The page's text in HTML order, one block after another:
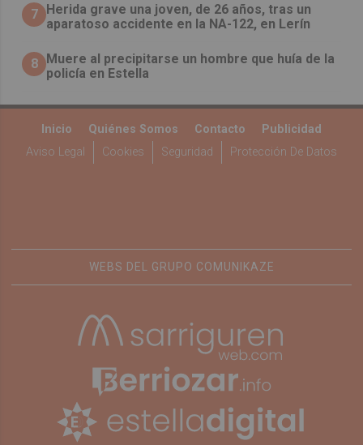
7 Herida grave una joven, de 26 años, tras un
aparatoso accidente en la NA-122, en Lerín
8 Muere al precipitarse un hombre que huía de la
policía en Estella
Inicio Quiénes Somos Contacto
Publicidad
Aviso Legal
Cookies Seguridad Protección De Datos
WEBS DEL GRUPO COMUNIKAZE